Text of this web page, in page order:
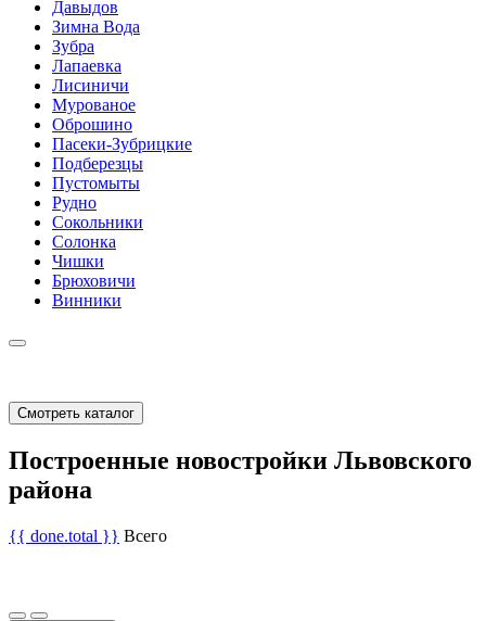
Давыдов
Зимна Вода
Зубра
Лапаевка
Лисиничи
Мурованое
Оброшино
Пасеки-Зубрицкие
Подберезцы
Пустомыты
Рудно
Сокольники
Солонка
Чишки
Брюховичи
Винники
Смотреть каталог
Построенные новостройки Львовского
района
{{ done.total }} Всего